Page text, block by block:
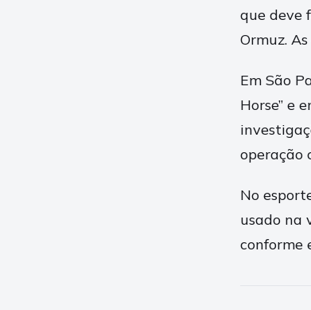
que deve
Ormuz.
Em São
Horse” e
operação
No
usado na
conforme